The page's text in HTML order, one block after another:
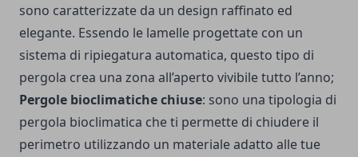
sono caratterizzate da un design raffinato ed
elegante. Essendo le lamelle progettate con un
sistema di ripiegatura automatica, questo tipo di
pergola crea una zona all’aperto vivibile tutto l’anno;
Pergole bioclimatiche chiuse: sono una tipologia di
pergola bioclimatica che ti permette di chiudere il
perimetro utilizzando un materiale adatto alle tue